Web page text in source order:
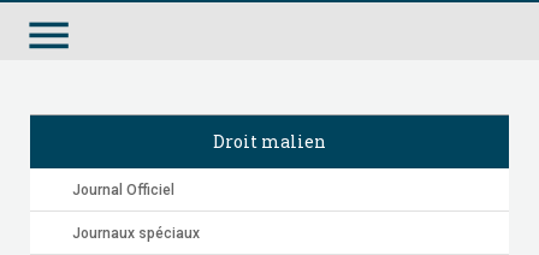
menu
Droit malien
Journal Officiel
Journaux spéciaux